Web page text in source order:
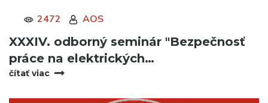
2472 AOS
XXXIV. odborný seminár "Bezpečnosť
práce na elektrických…
čítať viac